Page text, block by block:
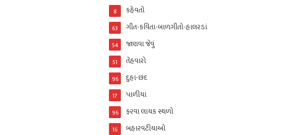
કહેવતો
8
ગીત-કવિતા-બાળગીતો-હાલરડાં
63
જાણવા જેવું
54
તેહવારો
51
દુહા-છંદ
96
પાળીયા
17
ફરવા લાયક સ્થળો
96
બહારવટીયાઓ
16